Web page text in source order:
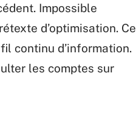
Impossible
d’optimisation. Ce
continu d’information.
les comptes sur